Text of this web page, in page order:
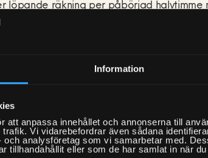
Information
att anpassa innehållet och annonserna till
Vi vidarebefordrar även sådana
analysföretag som vi samarbetar med.
tillhandahållit eller som de har samlat in när
löpande räkning per påbörjad halvtimme
priser återfinns alltid på
Om Kundens geografiska placering
ta vägfärja till kan separat
+8 % har rätt att debiteras vid
rätt att efter utsänt kravbrev överlämna
praxis.